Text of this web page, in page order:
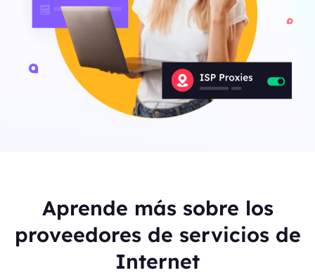
Aprende más sobre los
proveedores de servicios de
Internet